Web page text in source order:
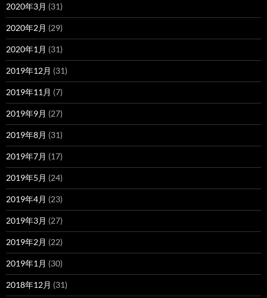
2020年3月 (31)
2020年2月 (29)
2020年1月 (31)
2019年12月 (31)
2019年11月 (7)
2019年9月 (27)
2019年8月 (31)
2019年7月 (17)
2019年5月 (24)
2019年4月 (23)
2019年3月 (27)
2019年2月 (22)
2019年1月 (30)
2018年12月 (31)